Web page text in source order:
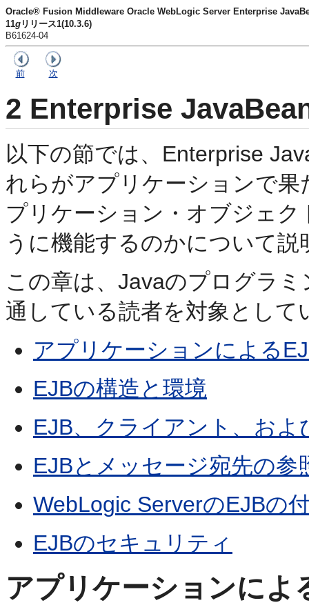
Oracle® Fusion Middleware Oracle WebLogic Server Enterprise
11g リリース1(10.3.6)
B61624-04
前 次
2 Enterprise
以下の節では、Enterprise
れらがアプリケーションで
プリケーション・オブジェ
うに機能するのかについて説
この章は、Javaのプログラ
通している読者を対象として
アプリケーションによる
EJBの構造と環境
EJB、クライアント、お
EJBとメッセージ宛先の参
WebLogic ServerのEJBの
EJBのセキュリティ
アプリケーションによ